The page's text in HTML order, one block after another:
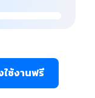
ช้งานฟรี